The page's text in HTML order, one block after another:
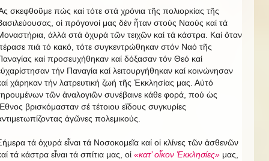
σκεφθοῦμε πώς καί τότε στά χρόνια τῆς πολιορκίας τῆς
οἱ πρόγονοί μας δέν ἦταν στούς Ναούς καί τά
ἀλλά στά ὀχυρά τῶν τειχῶν καί τά κάστρα. Καί ὅταν
πιά τό κακό, τότε συγκεντρώθηκαν στόν Ναό τῆς
καί προσευχήθηκαν καί δόξασαν τόν Θεό καί
τήν Παναγία καί λειτουργήθηκαν καί κοινώνησαν
χάρηκαν τήν λατρευτική ζωή τῆς Ἐκκλησίας μας. Αὐτό
τῶν ἀναλογιῶν συνέβαινε κάθε φορά, πού ὡς
βρισκόμασταν σέ τέτοιου εἴδους συγκυρίες
ἀγῶνες πολεμικούς.
τά ὀχυρά εἶναι τά Νοσοκομεῖα καί οἱ κλίνες τῶν ἀσθενῶν
τά κάστρα εἶναι τά σπίτια μας, οἱ «κατ’ οἶκον Ἐκκλησίες» μας,